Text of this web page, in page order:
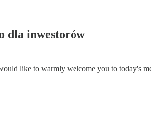
dla inwestorów
like to warmly welcome you to today's